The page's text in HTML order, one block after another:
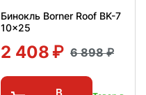
Бинокль Borner Roof BK-7
10x25
2 408 6 898